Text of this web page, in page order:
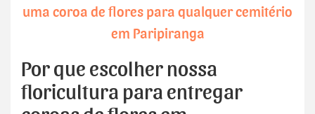
uma coroa de flores para qualquer cemitério
em Paripiranga
Por que escolher nossa
floricultura para entregar